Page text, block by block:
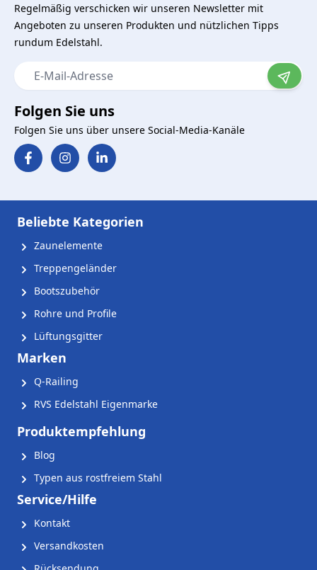
Regelmäßig verschicken wir unseren Newsletter mit
Angeboten zu unseren Produkten und nützlichen Tipps
rundum Edelstahl.
E-Mail-Adresse
Folgen Sie uns
Folgen Sie uns über unsere Social-Media-Kanäle
Beliebte Kategorien
Zaunelemente
Treppengeländer
Bootszubehör
Rohre und Profile
Lüftungsgitter
Marken
Q-Railing
RVS Edelstahl Eigenmarke
Produktempfehlung
Blog
Typen aus rostfreiem Stahl
Service/Hilfe
Kontakt
Versandkosten